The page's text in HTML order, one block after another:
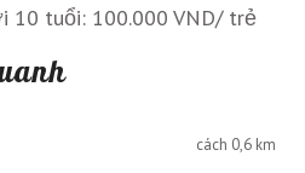
10 tuổi: 100.000 VND/ trẻ
cách 0,6 km